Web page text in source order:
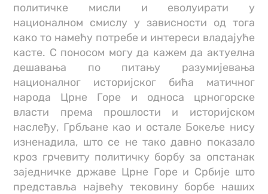
политичке мисли и еволуирати у
националном смислу у зависности од тога
како то намећу потребе и интереси владајуће
касте. С поносом могу да кажем да актуелна
дешавања по питању разумијевања
националног историјског бића матичног
народа Црне Горе и односа црногорске
власти према прошлости и историјском
наслеђу, Грбљане као и остале Бокеље нису
изненадила, што се не тако давно показало
кроз грчевиту политичку борбу за опстанак
заједничке државе Црне Горе и Србије што
представља највећу тековину борбе наших